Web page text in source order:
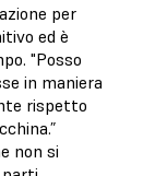
per
ed è
"Posso
in maniera
rispetto
non si